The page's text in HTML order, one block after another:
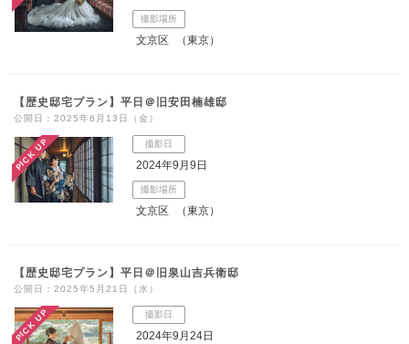
庭園での撮影 歴史的建造物での撮影
豊富な白無垢 動画の作成
スタジオでの撮影
ガーデンでの撮影
撮影場所
文京区 （東京）
【歴史邸宅プラン】平日＠旧安田楠雄邸
公開日：2025年6月13日（金）
PICK UP 撮影日
2024年9月9日
撮影場所
文京区 （東京）
【歴史邸宅プラン】平日＠旧泉山吉兵衛邸
公開日：2025年5月21日（水）
PICK UP 撮影日
2024年9月24日